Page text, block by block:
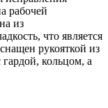
рабочей
из
что является
рукояткой из
гардой, кольцом, а